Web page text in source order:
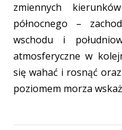
zmiennych
północnego –
wschodu i
atmosferyczne w
się wahać i rosnąć
poziomem morza